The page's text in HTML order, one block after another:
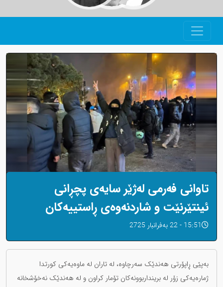
تاوانی فەرمی لەژێر سایەی پچڕانی
ئینتێرنێت و شاردنەوەی ڕاستییەکان
15:51 - 22 بەفرانبار 2725
بەپێی ڕاپۆرتی هەندێک سەرچاوە، لە تاران لە ماوەیەکی کورتدا
ژمارەیەکی زۆر لە برینداربوونەکان تۆمار کراون و لە هەندێک نەخۆشخانە